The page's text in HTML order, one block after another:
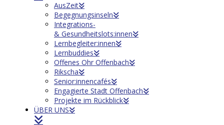
AusZeit
Begegnungsinseln
Integrations-
& Gesundheitslots:innen
Lernbegleiter:innen
Lernbuddies
Offenes Ohr Offenbach
Rikscha
Senior:innencafés
Engagierte Stadt Offenbach
Projekte im Rückblick
ÜBER UNS